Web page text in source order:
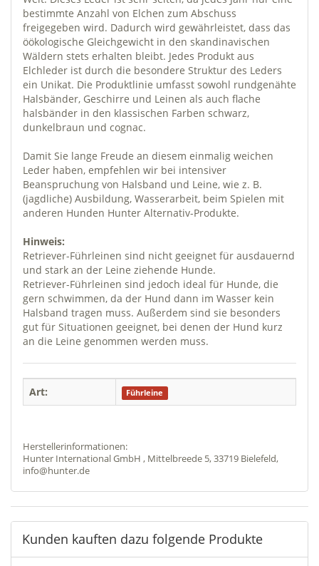
bestimmte Anzahl von Elchen zum Abschuss
freigegeben wird. Dadurch wird gewährleistet, dass das
öökologische Gleichgewicht in den skandinavischen
Wäldern stets erhalten bleibt. Jedes Produkt aus
Elchleder ist durch die besondere Struktur des Leders
ein Unikat. Die Produktlinie umfasst sowohl rundgenähte
Halsbänder, Geschirre und Leinen als auch flache
halsbänder in den klassischen Farben schwarz,
dunkelbraun und cognac.
Damit Sie lange Freude an diesem einmalig weichen
Leder haben, empfehlen wir bei intensiver
Beanspruchung von Halsband und Leine, wie z. B.
(jagdliche) Ausbildung, Wasserarbeit, beim Spielen mit
anderen Hunden Hunter Alternativ-Produkte.
Hinweis:
Retriever-Führleinen sind nicht geeignet für ausdauernd
und stark an der Leine ziehende Hunde.
Retriever-Führleinen sind jedoch ideal für Hunde, die
gern schwimmen, da der Hund dann im Wasser kein
Halsband tragen muss. Außerdem sind sie besonders
gut für Situationen geeignet, bei denen der Hund kurz
an die Leine genommen werden muss.
Art: Führleine
Herstellerinformationen:
Hunter International GmbH , Mittelbreede 5, 33719 Bielefeld,
info@hunter.de
Kunden kauften dazu folgende Produkte